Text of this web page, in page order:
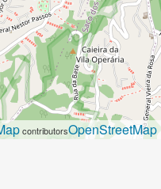
contributorsOpenStreetMap